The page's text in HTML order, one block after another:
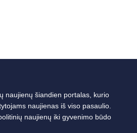
naujienų šiandien portalas, kurio
naujienas iš viso pasaulio.
naujienų iki gyvenimo būdo